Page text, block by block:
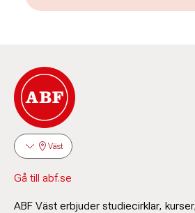
Väst
Gå till abf.se
ABF Väst erbjuder studiecirklar,